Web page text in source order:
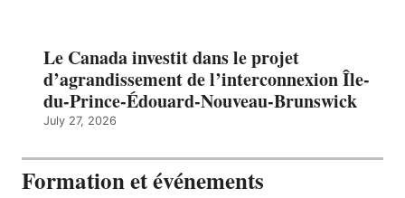
Le Canada investit dans le projet
d’agrandissement de l’interconnexion Île-
du-Prince-Édouard-Nouveau-Brunswick
July 27, 2026
Formation et événements